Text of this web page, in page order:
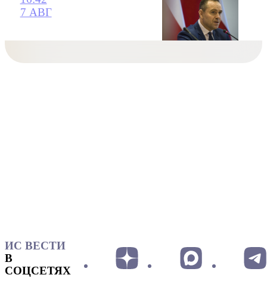
7 АВГ
ИС ВЕСТИ
В
СОЦСЕТЯХ